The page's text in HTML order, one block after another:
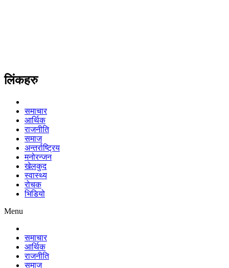
लिंकहरु
समाचार
आर्थिक
राजनीति
समाज
अन्तर्राष्ट्रिय
मनोरन्जन
खेलकुद
स्वास्थ्य
रोचक
भिडियो
Menu
समाचार
आर्थिक
राजनीति
समाज